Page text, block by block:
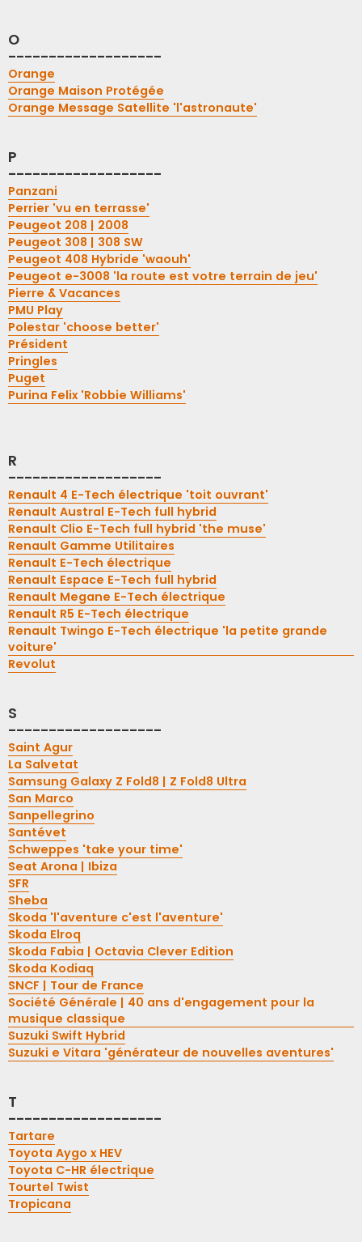
O
-------------------
Orange
Orange Maison Protégée
Orange Message Satellite 'l'astronaute'
P
-------------------
Panzani
Perrier 'vu en terrasse'
Peugeot 208 | 2008
Peugeot 308 | 308 SW
Peugeot 408 Hybride 'waouh'
Peugeot e-3008 'la route est votre terrain de jeu'
Pierre & Vacances
PMU Play
Polestar 'choose better'
Président
Pringles
Puget
Purina Felix 'Robbie Williams'
R
-------------------
Renault 4 E-Tech électrique 'toit ouvrant'
Renault Austral E-Tech full hybrid
Renault Clio E-Tech full hybrid 'the muse'
Renault Gamme Utilitaires
Renault E-Tech électrique
Renault Espace E-Tech full hybrid
Renault Megane E-Tech électrique
Renault R5 E-Tech électrique
Renault Twingo E-Tech électrique 'la petite grande
voiture'
Revolut
S
-------------------
Saint Agur
La Salvetat
Samsung Galaxy Z Fold8 | Z Fold8 Ultra
San Marco
Sanpellegrino
Santévet
Schweppes 'take your time'
Seat Arona | Ibiza
SFR
Sheba
Skoda 'l'aventure c'est l'aventure'
Skoda Elroq
Skoda Fabia | Octavia Clever Edition
Skoda Kodiaq
SNCF | Tour de France
Société Générale | 40 ans d'engagement pour la
musique classique
Suzuki Swift Hybrid
Suzuki e Vitara 'générateur de nouvelles aventures'
T
-------------------
Tartare
Toyota Aygo x HEV
Toyota C-HR électrique
Tourtel Twist
Tropicana